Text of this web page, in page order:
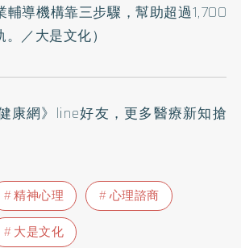
輔導機構靠三步驟，幫助超過1,700
／大是文化）
康網》line好友 ，更多醫療新知搶
精神心理
心理諮商
大是文化